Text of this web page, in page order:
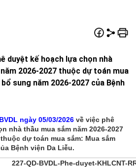
duyệt kế hoạch lựa chọn nhà
2026-2027 thuộc dự toán mua
sung năm 2026-2027 của Bệnh
ngày 05/03/2026 về việc phê
nhà thầu mua sắm năm 2026-2027
dự toán mua sắm: Mua sắm
Bệnh viện Da Liễu.